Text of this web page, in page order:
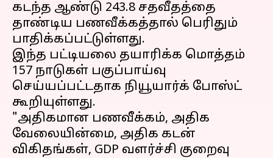
கடந்த ஆண்டு 243.8 சதவீதத்தை
தாண்டிய பணவீக்கத்தால் பெரிதும்
பாதிக்கப்பட்டுள்ளது.
இந்த பட்டியலை தயாரிக்க மொத்தம்
157 நாடுகள் பகுப்பாய்வு
செய்யப்பட்டதாக நியூயார்க் போஸ்ட்
கூறியுள்ளது.
"அதிகமான பணவீக்கம், அதிக
வேலையின்மை, அதிக கடன்
விகிதங்கள், GDP வளர்ச்சி குறைவு